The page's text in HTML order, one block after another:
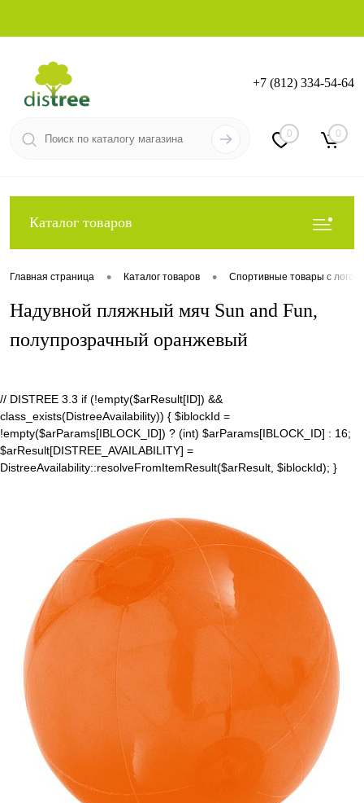
Вход Регистрация
+7 (812) 334-54-64
0 0
Каталог товаров
Главная страница • Каталог товаров • Спортивные товары с
Надувной пляжный мяч Sun and Fun,
полупрозрачный оранжевый
// DISTREE 3.3 if (!empty($arResult[ID]) &&
class_exists(DistreeAvailability)) { $iblockId =
!empty($arParams[IBLOCK_ID]) ? (int) $arParams[IBLOCK_ID] : 16;
$arResult[DISTREE_AVAILABILITY] =
DistreeAvailability::resolveFromItemResult($arResult, $iblockId); }